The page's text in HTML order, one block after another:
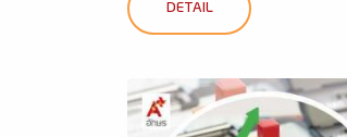
DETAIL